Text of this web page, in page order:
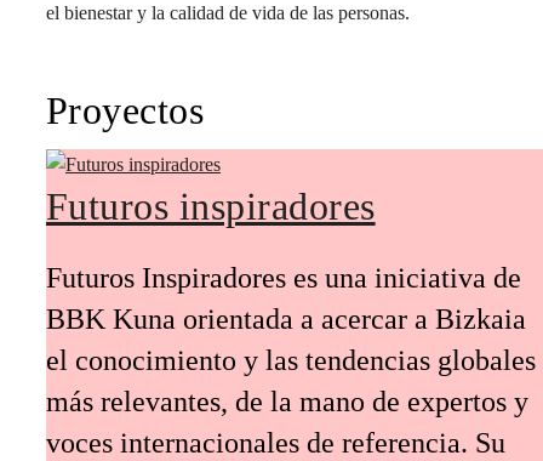
el bienestar y la calidad de vida de las personas.
Proyectos
Futuros inspiradores
Futuros Inspiradores es una iniciativa de
BBK Kuna orientada a acercar a Bizkaia
el conocimiento y las tendencias globales
más relevantes, de la mano de expertos y
voces internacionales de referencia. Su